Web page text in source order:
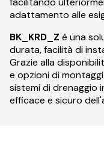
adattamento alle
BK_KRD_Z è una
durata, facilità di
Grazie alla
e opzioni di
sistemi di drenaggio
efficace e sicuro